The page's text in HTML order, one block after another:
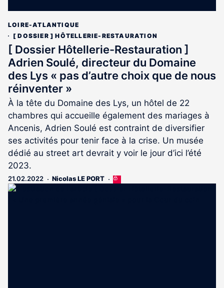
LOIRE-ATLANTIQUE
[ DOSSIER ] HÔTELLERIE-RESTAURATION
[ Dossier Hôtellerie-Restauration ]
Adrien Soulé, directeur du Domaine
des Lys « pas d’autre choix que de nous
réinventer »
À la tête du Domaine des Lys, un hôtel de 22
chambres qui accueille également des mariages à
Ancenis, Adrien Soulé est contraint de diversifier
ses activités pour tenir face à la crise. Un musée
dédié au street art devrait y voir le jour d’ici l’été
2023.
21.02.2022 Nicolas LE PORT
Cet